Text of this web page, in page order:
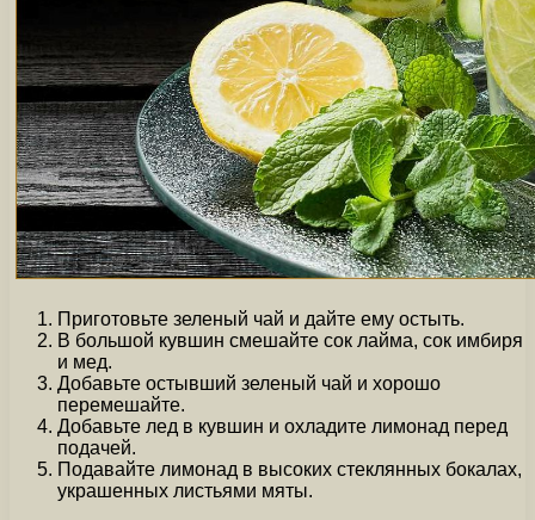
Приготовьте зеленый чай и дайте ему остыть.
В большой кувшин смешайте сок лайма, сок имбиря
и мед.
Добавьте остывший зеленый чай и хорошо
перемешайте.
Добавьте лед в кувшин и охладите лимонад перед
подачей.
Подавайте лимонад в высоких стеклянных бокалах,
украшенных листьями мяты.